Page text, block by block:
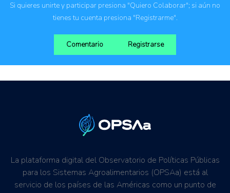
Si quieres unirte y participar presiona "Quiero Colaborar"; si aún no
tienes tu cuenta presiona "Registrarme".
Comentario Registrarse
La plataforma digital del Observatorio de Políticas Públicas
para los Sistemas Agroalimentarios (OPSAa) está al
servicio de los países de las Américas como un punto de